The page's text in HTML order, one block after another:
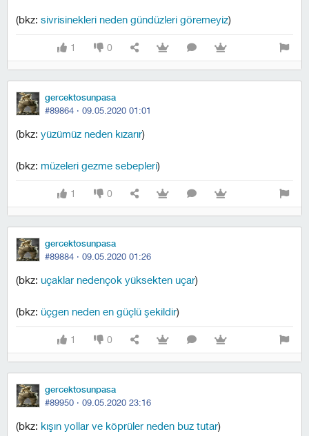
(bkz: sivrisinekleri neden gündüzleri göremeyiz)
1 0
gercektosunpasa
#89864 · 09.05.2020 01:01
(bkz: yüzümüz neden kızarır)
(bkz: müzeleri gezme sebepleri)
1 0
gercektosunpasa
#89884 · 09.05.2020 01:26
(bkz: uçaklar nedençok yüksekten uçar)
(bkz: üçgen neden en güçlü şekildir)
1 0
gercektosunpasa
#89950 · 09.05.2020 23:16
(bkz: kışın yollar ve köprüler neden buz tutar)